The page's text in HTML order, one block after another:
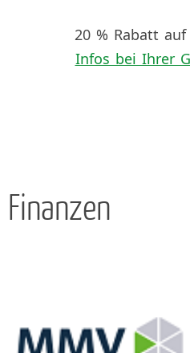
20 % Rabatt
Infos bei Ihrer
Finanzen